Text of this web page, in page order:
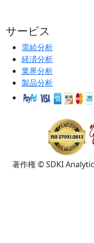
サービス
需給分析
経済分析
業界分析
製品分析
著作権 © SDKI